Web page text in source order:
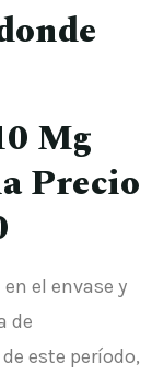
Mg
Precio
el envase y
de
este período,